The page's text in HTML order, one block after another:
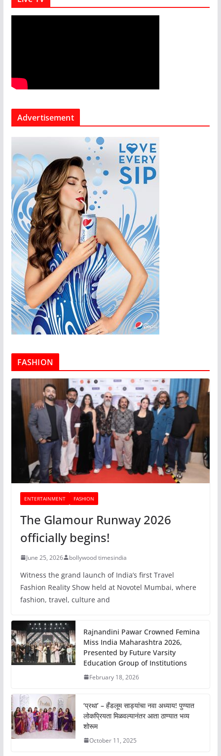
Advertisement
FASHION
ENTERTAINMENT FASHION
The Glamour Runway 2026
officially begins!
June 25, 2026 bollywood timesindia
Witness the grand launch of India’s first Travel
Fashion Reality Show held at Novotel Mumbai, where
fashion, travel, culture and
Rajnandini Pawar Crowned Femina
Miss India Maharashtra 2026,
Presented by Future Varsity
Education Group of Institutions
February 18, 2026
‘प्रथा’ – हँडलूम साड्यांचा नवा अध्याय! पुण्यात
लोकप्रियता मिळवल्यानंतर आता ठाण्यात भव्य
शोरूम
October 11, 2025